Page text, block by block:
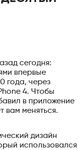
сегодня:
впервые
года, через
4. Чтобы
в приложение
вам меняться.
дизайн
использовался